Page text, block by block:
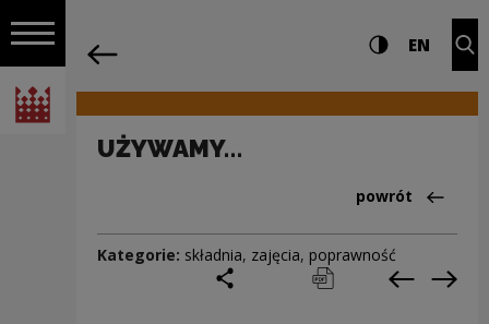
Włącz nawigację
Narodowe Centrum Kultury
Nawigacja Ustawienia i Wysoki
EN
UŻYWAMY…
Powrót
powrót
Kategorie: składnia, zajęcia, poprawność
podziel się
drukuj pobierz